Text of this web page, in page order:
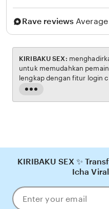
Rave reviews
Read
the
KIRIBAKU SEX:
untuk memudahkan pemain menikmati permainan BOKEP
lengkap dengan fitur login cepat dan navigasi yang ramah pengguna. Setiap transaksi
dijamin aman, sementara update hasil dan informasi permainan selalu tersedia secara real-
KIRIBAKU SEX ✨
Icha
Enter